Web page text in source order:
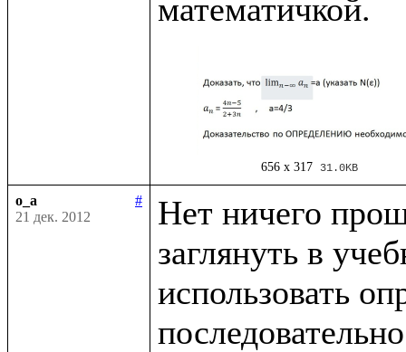
656 x 317 31.0KB
o_a
#
21 дек. 2012
Нет ничего
заглянуть в
использовать